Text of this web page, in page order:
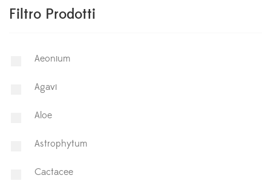
Filtro Prodotti
Aeonium
Agavi
Aloe
Astrophytum
⁠Cactacee